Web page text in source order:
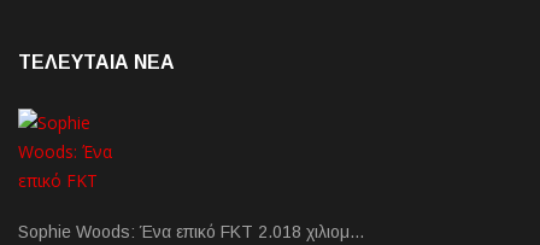
ΤΕΛΕΥΤΑΙΑ NEA
Sophie Woods: Ένα επικό FKT 2.018 χιλιομ…